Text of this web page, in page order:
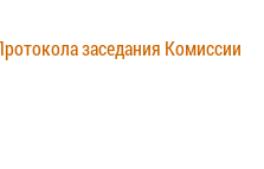
заседания Комиссии